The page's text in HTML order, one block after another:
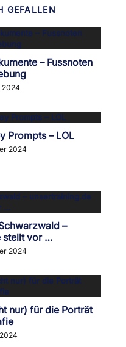
GEFALLEN
– Fussnoten
2024
Prompts – LOL
2024
–
stellt vor …
2024
nur) für die Porträt